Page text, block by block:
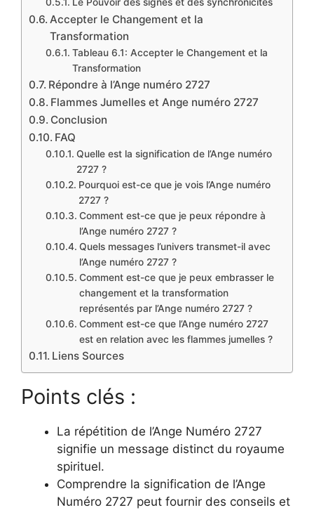
Le Pouvoir des signes et des synchronicités
Accepter le Changement et la
Transformation
Tableau 6.1: Accepter le Changement et la
Transformation
Répondre à l’Ange numéro 2727
Flammes Jumelles et Ange numéro 2727
Conclusion
FAQ
Quelle est la signification de l’Ange numéro
2727 ?
Pourquoi est-ce que je vois l’Ange numéro
2727 ?
Comment est-ce que je peux répondre à
l’Ange numéro 2727 ?
Quels messages l’univers transmet-il avec
l’Ange numéro 2727 ?
Comment est-ce que je peux embrasser le
changement et la transformation
représentés par l’Ange numéro 2727 ?
Comment est-ce que l’Ange numéro 2727
est en relation avec les flammes jumelles ?
Liens Sources
Points clés :
La répétition de l’Ange Numéro 2727
signifie un message distinct du royaume
spirituel.
Comprendre la signification de l’Ange
Numéro 2727 peut fournir des conseils et